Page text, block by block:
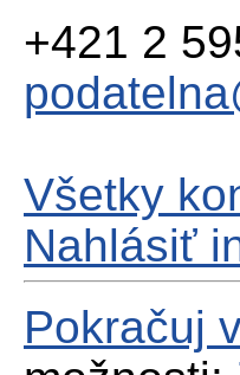
+421 2
Všetky
Nahlásiť
Pokračuj